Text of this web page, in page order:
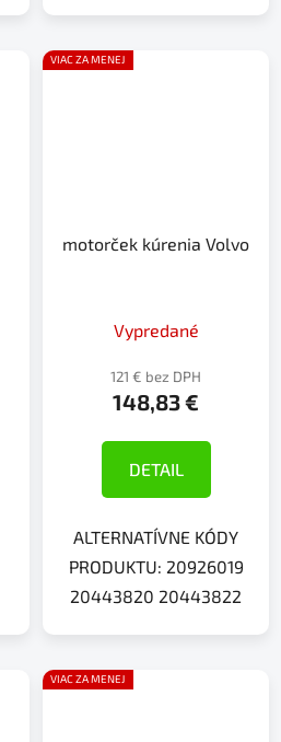
VIAC ZA MENEJ
motorček kúrenia Volvo
Vypredané
121 € bez DPH
148,83 €
DETAIL
ALTERNATÍVNE KÓDY
PRODUKTU: 20926019
20443820 20443822
VIAC ZA MENEJ